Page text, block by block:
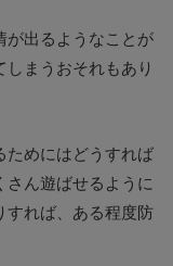
が出るようなことが
まうおそれもあり
ためにはどうすれば
ん遊ばせるように
すれば、ある程度防